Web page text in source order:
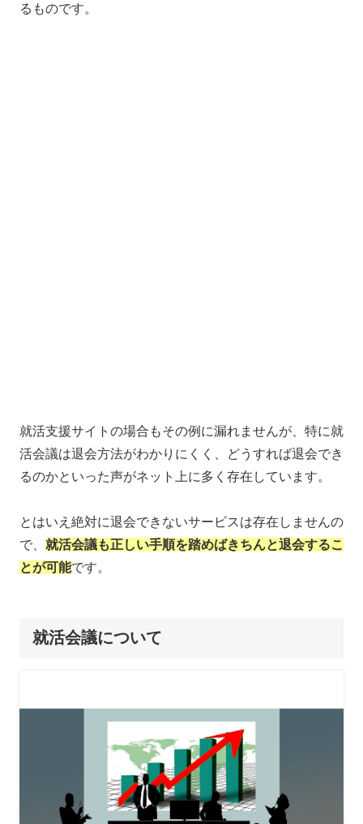
るものです。
就活支援サイトの場合もその例に漏れませんが、特に就
活会議は退会方法がわかりにくく、どうすれば退会でき
るのかといった声がネット上に多く存在しています。
とはいえ絶対に退会できないサービスは存在しませんの
で、 就活会議も正しい手順を踏めばきちんと退会するこ
とが可能です。
就活会議について